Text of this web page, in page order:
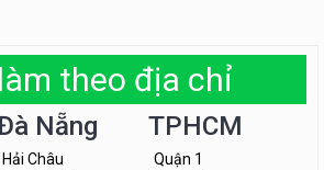
theo địa chỉ
Nẵng
Hải Châu
TPHCM
Quận 1